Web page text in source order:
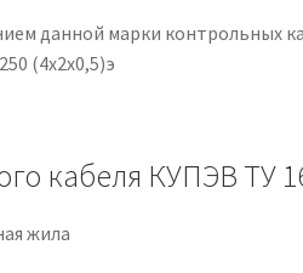
данной марки контрольных
(4х2х0,5)э
кабеля КУПЭВ ТУ
жила